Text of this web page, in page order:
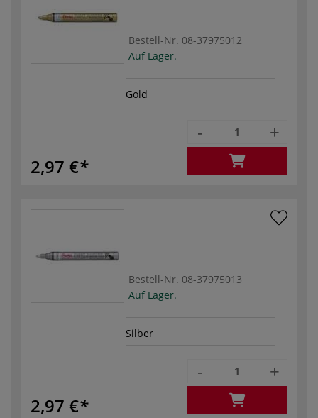
Bestell-Nr. 08-37975012
Auf Lager.
Gold
2,97 €
- +
Bestell-Nr. 08-37975013
Auf Lager.
Silber
2,97 €
- +